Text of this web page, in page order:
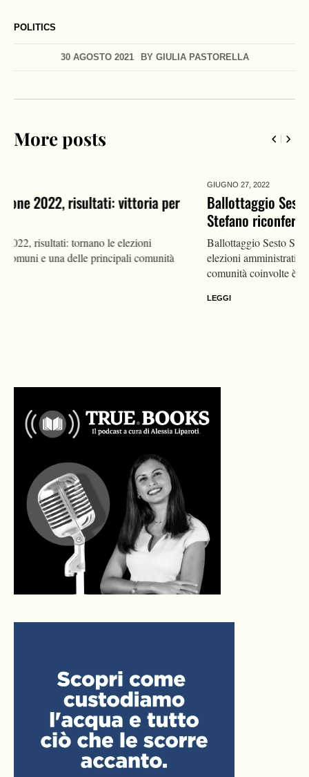
POLITICS
30 AGOSTO 2021 BY GIULIA PASTORELLA
More posts
Ballottaggio Sesto San Giovanni 2022, risultati: Di
Ballottaggio Sesto San Giovanni 2022, risultati: tornano le
elezioni amministrative in molti comuni e una delle principali